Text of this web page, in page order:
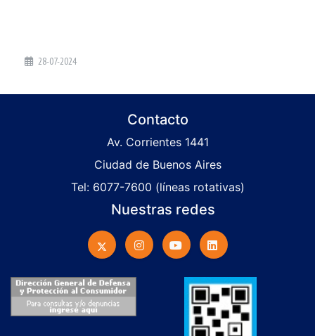
28-07-2024
Contacto
Av. Corrientes 1441
Ciudad de Buenos Aires
Tel: 6077-7600 (líneas rotativas)
Nuestras redes